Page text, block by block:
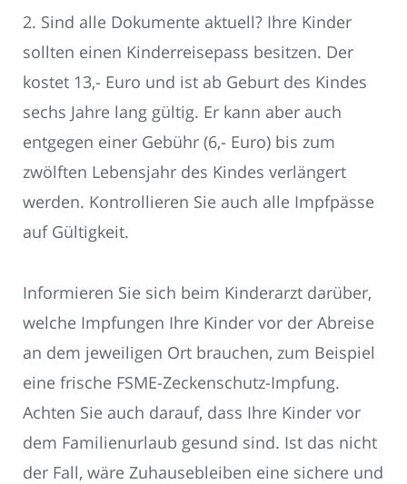
2. Sind alle Dokumente aktuell? Ihre Kinder
sollten einen Kinderreisepass besitzen. Der
kostet 13,- Euro und ist ab Geburt des Kindes
sechs Jahre lang gültig. Er kann aber auch
entgegen einer Gebühr (6,- Euro) bis zum
zwölften Lebensjahr des Kindes verlängert
werden. Kontrollieren Sie auch alle Impfpässe
auf Gültigkeit.
Informieren Sie sich beim Kinderarzt darüber,
welche Impfungen Ihre Kinder vor der Abreise
an dem jeweiligen Ort brauchen, zum Beispiel
eine frische FSME-Zeckenschutz-Impfung.
Achten Sie auch darauf, dass Ihre Kinder vor
dem Familienurlaub gesund sind. Ist das nicht
der Fall, wäre Zuhausebleiben eine sichere und